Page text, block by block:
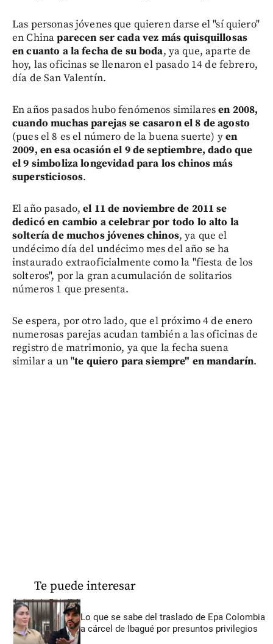
Las personas jóvenes que quieren darse el "sí quiero"
en Chinaparecen ser cada vez más quisquillosas
en cuanto a la fecha de su boda, ya que, aparte de
hoy, las oficinas se llenaron el pasado 14 de febrero,
día de San Valentín.
En años pasados hubo fenómenos similaresen 2008,
cuando muchas parejas se casaron el 8 de agosto
(pues el 8 es el número de la buena suerte) yen
2009, en esa ocasión el 9 de septiembre, dado que
el 9 simboliza longevidad para los chinos más
supersticiosos.
El año pasado,el 11 de noviembre de 2011 se
dedicó en cambio a celebrar por todo lo alto la
soltería de muchos jóvenes chinos, ya que el
undécimo día del undécimo mes del año se ha
instaurado extraoficialmente como la "fiesta de los
solteros", por la gran acumulación de solitarios
números 1 que presenta.
Se espera, por otro lado, que el próximo 4 de enero
numerosas parejas acudan también a las oficinas de
registro de matrimonio, ya que la fecha suena
similar a un "te quiero para siempre" en mandarín.
Te puede interesar
Lo que se sabe del traslado de Epa Colombia
a cárcel de Ibagué por presuntos privilegios